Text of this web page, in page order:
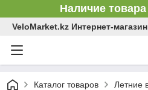
Наличие
VeloMarket.kz Интернет-магазин
Каталог товаров Летние